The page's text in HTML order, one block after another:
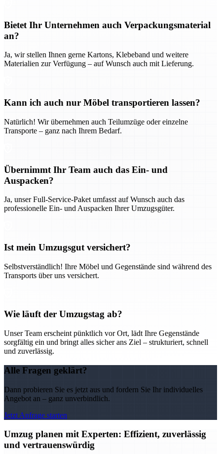
Bietet Ihr Unternehmen auch Verpackungsmaterial
an?
Ja, wir stellen Ihnen gerne Kartons, Klebeband und weitere
Materialien zur Verfügung – auf Wunsch auch mit Lieferung.
Kann ich auch nur Möbel transportieren lassen?
Natürlich! Wir übernehmen auch Teilumzüge oder einzelne
Transporte – ganz nach Ihrem Bedarf.
Übernimmt Ihr Team auch das Ein- und
Auspacken?
Ja, unser Full-Service-Paket umfasst auf Wunsch auch das
professionelle Ein- und Auspacken Ihrer Umzugsgüter.
Ist mein Umzugsgut versichert?
Selbstverständlich! Ihre Möbel und Gegenstände sind während des
Transports über uns versichert.
Wie läuft der Umzugstag ab?
Unser Team erscheint pünktlich vor Ort, lädt Ihre Gegenstände
sorgfältig ein und bringt alles sicher ans Ziel – strukturiert, schnell
und zuverlässig.
Alle Fragen geklärt?
Dann probieren Sie es jetzt aus und fordern Sie Ihr individuelles
Angebot an – ganz unverbindlich.
Jetzt Anfrage starten
Umzug planen mit Experten: Effizient, zuverlässig
und vertrauenswürdig